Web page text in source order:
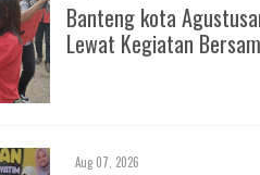
Banteng kota
Lewat Kegiatan
Aug 07, 2026